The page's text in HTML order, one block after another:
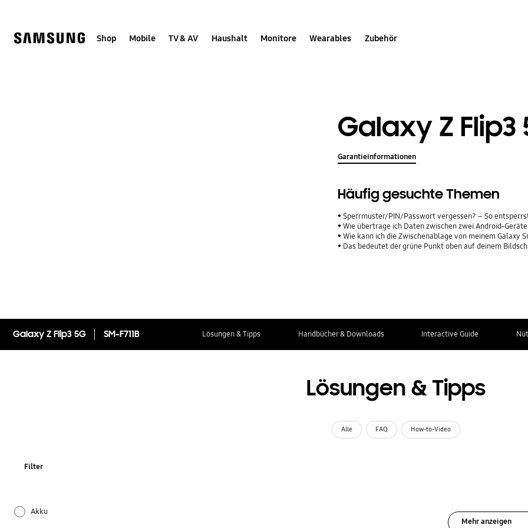
help
Shop Mobile TV & AV Haushalt Monitore Wearables Zubehör
Galaxy Z Flip3
Garantieinformationen
Häufig gesuchte Themen
Sperrmuster/PIN/Passwort vergessen? – So
Wie übertrage ich Daten zwischen zwei Android-
Wie kann ich die Zwischenablage von meinem Galaxy
Das bedeutet der grüne Punkt oben auf deinem
Galaxy Z Flip3 5G SM-F711B Lösungen & Tipps Handbücher & Downloads Interactive Guide
Lösungen & Tipps
Alle FAQ How-to-Video
Filter
Akku
Mehr anzeigen